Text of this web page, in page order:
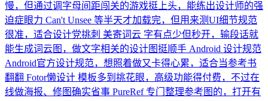
慢，但通过调字母间距闯关的游戏挺上头，能练出设计师的强
迫症眼力 Can't Unsee 等半天才加载完，但用来测UI细节规范
很准，适合设计党挑刺 美寄词云 字有点少但秒开，输段话就
能生成词云图，做文字相关的设计图挺顺手 Android 设计规范
Android官方设计规范，想照着做又卡得心累，适合当参考书
翻翻 Fotor懒设计 模板多到挑花眼，高级功能得付费，不过在
线做海报、修图确实省事 PureRef 专门整理参考图的，打开有